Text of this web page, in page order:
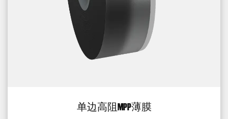
单边高阻MPP薄膜